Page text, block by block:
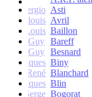
Sergio Asti
Jean-louis Avril
Louis Baillon
Guy Bareff
Guy Besnard
Jacques Biny
René Blanchard
Jacques Blin
Serge Bogorat